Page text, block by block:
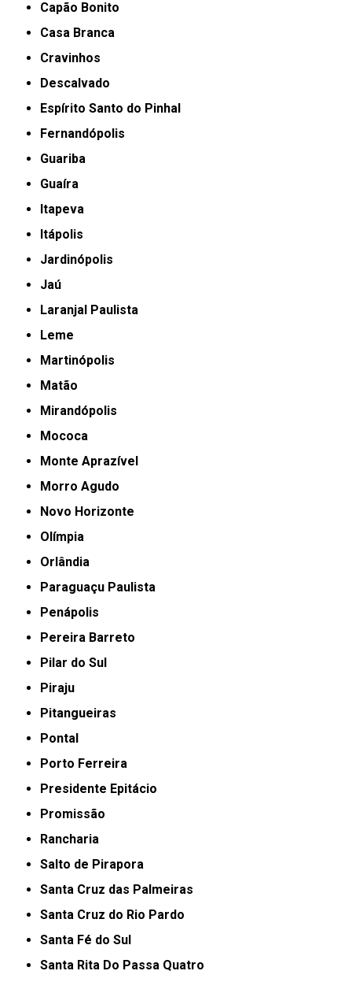
Capão Bonito
Casa Branca
Cravinhos
Descalvado
Espírito Santo do Pinhal
Fernandópolis
Guariba
Guaíra
Itapeva
Itápolis
Jardinópolis
Jaú
Laranjal Paulista
Leme
Martinópolis
Matão
Mirandópolis
Mococa
Monte Aprazível
Morro Agudo
Novo Horizonte
Olímpia
Orlândia
Paraguaçu Paulista
Penápolis
Pereira Barreto
Pilar do Sul
Piraju
Pitangueiras
Pontal
Porto Ferreira
Presidente Epitácio
Promissão
Rancharia
Salto de Pirapora
Santa Cruz das Palmeiras
Santa Cruz do Rio Pardo
Santa Fé do Sul
Santa Rita Do Passa Quatro